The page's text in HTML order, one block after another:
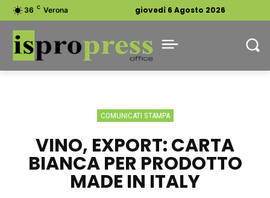
36 C Verona giovedì 6 Agosto 2026
COMUNICATI STAMPA
VINO, EXPORT: CARTA
BIANCA PER PRODOTTO
MADE IN ITALY